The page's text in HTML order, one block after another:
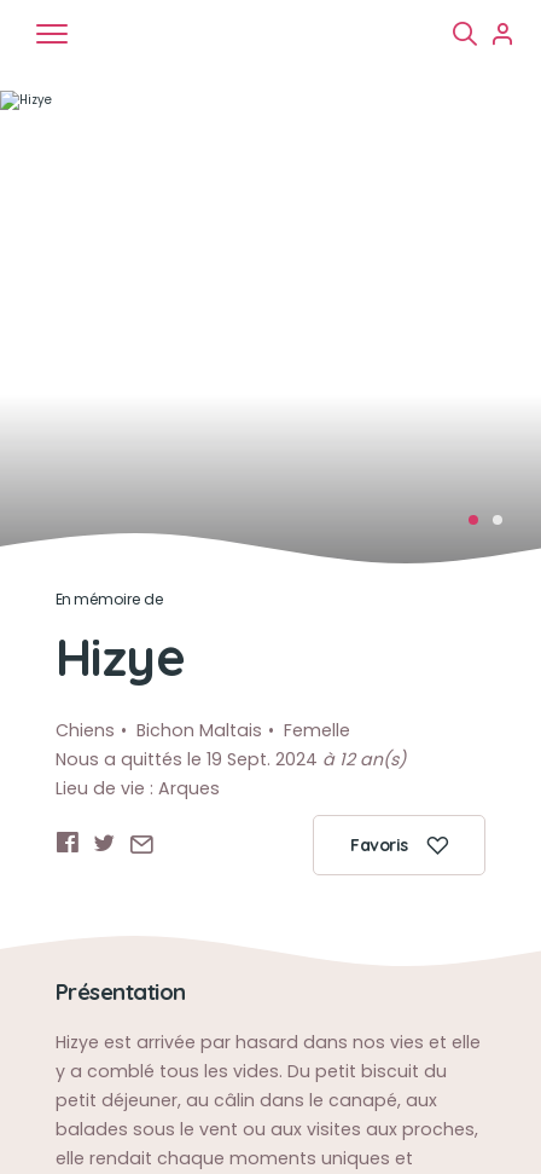
En mémoire de
Hizye
Chiens Bichon Maltais
Femelle
Nous a quittés le 19 Sept. 2024 à 12 an(s)
Lieu de vie : Arques
Favoris
Présentation
Hizye est arrivée par hasard dans nos vies et elle
y a comblé tous les vides. Du petit biscuit du
petit déjeuner, au câlin dans le canapé, aux
balades sous le vent ou aux visites aux proches,
elle rendait chaque moments uniques et